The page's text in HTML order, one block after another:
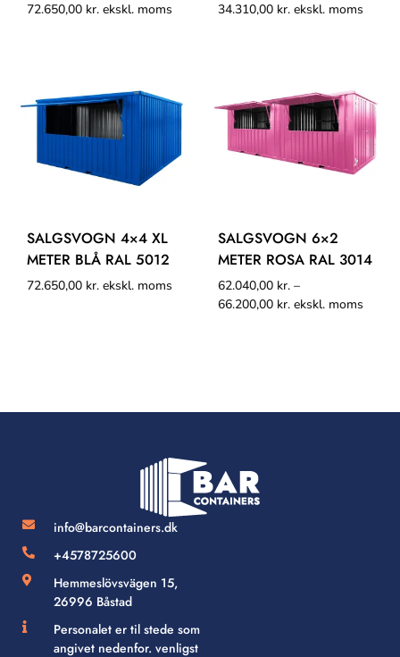
72.650,00 kr. ekskl. moms 34.310,00 kr. ekskl. moms
SALGSVOGN 4×4 XL
METER BLÅ RAL 5012
72.650,00 kr. ekskl. moms
SALGSVOGN 6×2
METER ROSA RAL 3014
62.040,00 kr. –
66.200,00 kr. ekskl. moms
info@barcontainers.dk
+4578725600
Hemmeslövsvägen 15,
26996 Båstad
Personalet er til stede som
angivet nedenfor. venligst